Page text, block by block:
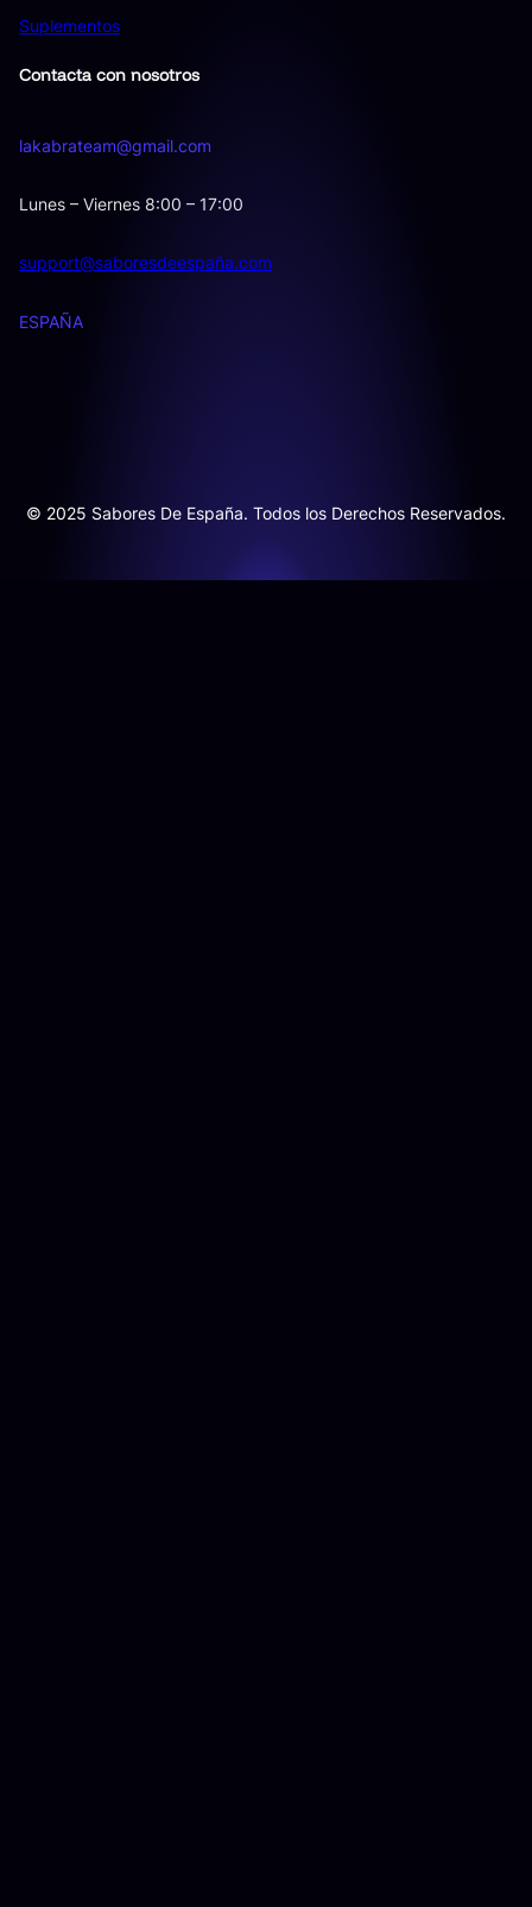
Suplementos
Contacta con nosotros
lakabrateam@gmail.com
Lunes – Viernes 8:00 – 17:00
support@saboresdeespaña.com
ESPAÑA
© 2025 Sabores De España. Todos los Derechos Reservados.